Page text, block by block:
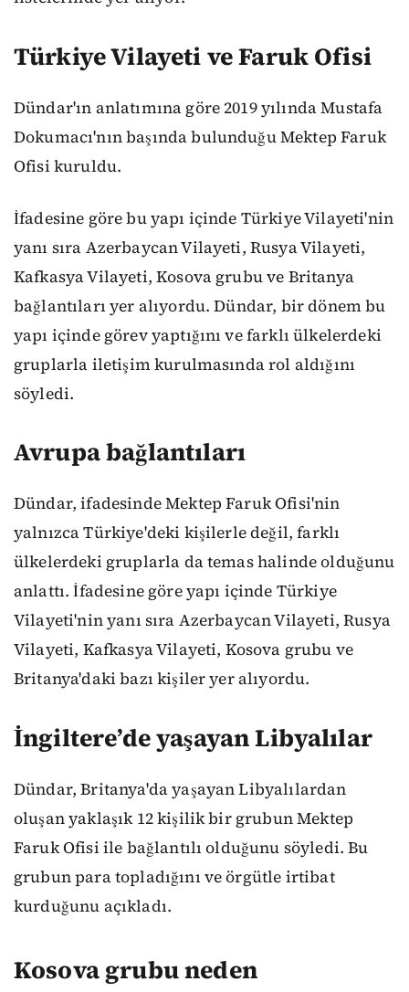
Türkiye Vilayeti ve Faruk Ofisi
Dündar'ın anlatımına göre 2019 yılında Mustafa
Dokumacı'nın başında bulunduğu Mektep Faruk
Ofisi kuruldu.
İfadesine göre bu yapı içinde Türkiye Vilayeti'nin
yanı sıra Azerbaycan Vilayeti, Rusya Vilayeti,
Kafkasya Vilayeti, Kosova grubu ve Britanya
bağlantıları yer alıyordu. Dündar, bir dönem bu
yapı içinde görev yaptığını ve farklı ülkelerdeki
gruplarla iletişim kurulmasında rol aldığını
söyledi.
Avrupa bağlantıları
Dündar, ifadesinde Mektep Faruk Ofisi'nin
yalnızca Türkiye'deki kişilerle değil, farklı
ülkelerdeki gruplarla da temas halinde olduğunu
anlattı. İfadesine göre yapı içinde Türkiye
Vilayeti'nin yanı sıra Azerbaycan Vilayeti, Rusya
Vilayeti, Kafkasya Vilayeti, Kosova grubu ve
Britanya'daki bazı kişiler yer alıyordu.
İngiltere’de yaşayan Libyalılar
Dündar, Britanya'da yaşayan Libyalılardan
oluşan yaklaşık 12 kişilik bir grubun Mektep
Faruk Ofisi ile bağlantılı olduğunu söyledi. Bu
grubun para topladığını ve örgütle irtibat
kurduğunu açıkladı.
Kosova grubu neden